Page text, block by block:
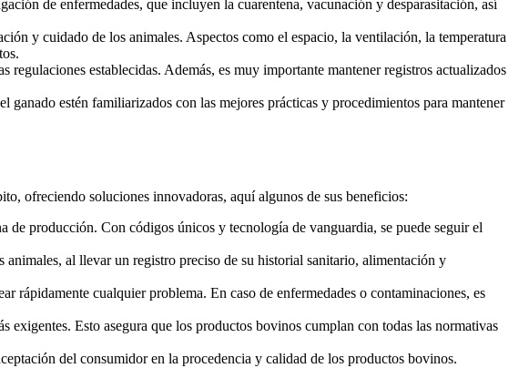
de enfermedades, que incluyen la cuarentena, vacunación y desparasitación, así
y cuidado de los animales. Aspectos como el espacio, la ventilación, la temperatura
establecidas. Además, es muy importante mantener registros actualizados
estén familiarizados con las mejores prácticas y procedimientos para mantener
ofreciendo soluciones innovadoras, aquí algunos de sus beneficios:
de producción. Con códigos únicos y tecnología de vanguardia, se puede seguir el
al llevar un registro preciso de su historial sanitario, alimentación y
rápidamente cualquier problema. En caso de enfermedades o contaminaciones, es
exigentes. Esto asegura que los productos bovinos cumplan con todas las normativas
del consumidor en la procedencia y calidad de los productos bovinos.